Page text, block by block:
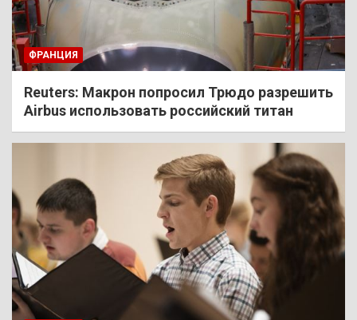
ФРАНЦИЯ
Reuters: Макрон попросил Трюдо разрешить
Airbus использовать российский титан